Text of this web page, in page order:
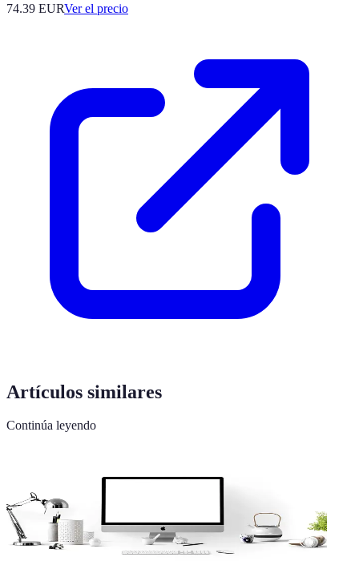
74.39 EURVer el precio
Artículos similares
Continúa leyendo